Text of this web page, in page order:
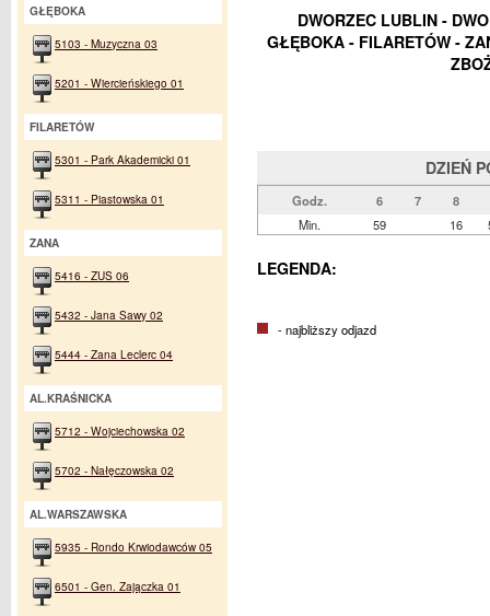
DWORZEC LUBLIN -
GŁĘBOKA - FILARETÓW -
DZIEŃ
Godz. 6 7
8
Min.
59 16
LEGENDA:
- najbliższy odjazd
GŁĘBOKA
5103 - Muzyczna 03
5201 - Wiercieńskiego 01
FILARETÓW
5301 - Park Akademicki 01
5311 - Piastowska 01
ZANA
5416 - ZUS 06
5432 - Jana Sawy 02
5444 - Zana Leclerc 04
AL.KRAŚNICKA
5712 - Wojciechowska 02
5702 - Nałęczowska 02
AL.WARSZAWSKA
5935 - Rondo Krwiodawców 05
6501 - Gen. Zajączka 01